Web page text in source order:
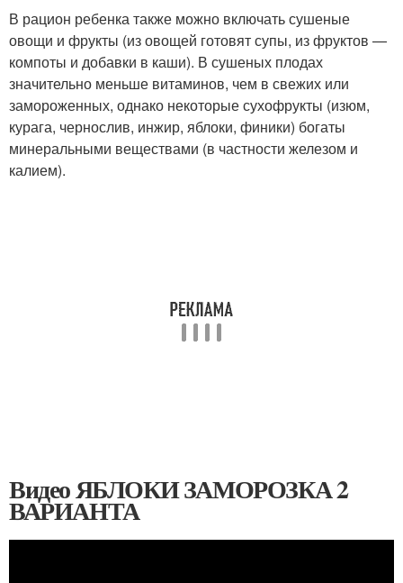
В рацион ребенка также можно включать сушеные
овощи и фрукты (из овощей готовят супы, из фруктов —
компоты и добавки в каши). В сушеных плодах
значительно меньше витаминов, чем в свежих или
замороженных, однако некоторые сухофрукты (изюм,
курага, чернослив, инжир, яблоки, финики) богаты
минеральными веществами (в частности железом и
калием).
Видео ЯБЛОКИ ЗАМОРОЗКА 2
ВАРИАНТА